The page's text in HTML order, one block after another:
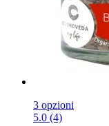
3 opzioni
5.0 (4)